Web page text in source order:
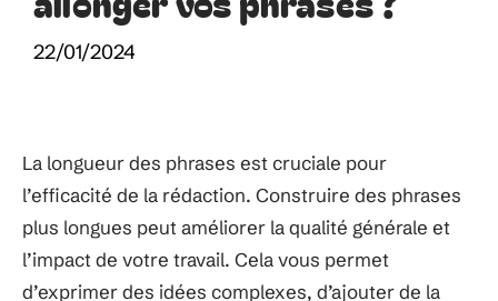
22/01/2024
La longueur des phrases est cruciale pour
l’efficacité de la rédaction. Construire des phrases
plus longues peut améliorer la qualité générale et
l’impact de votre travail. Cela vous permet
d’exprimer des idées complexes, d’ajouter de la